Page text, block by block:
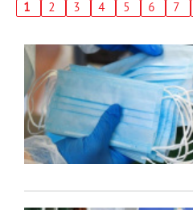
Текущая
1 Страница
2 Страница
3 Страница
4 Страница
5 Страница
6 7